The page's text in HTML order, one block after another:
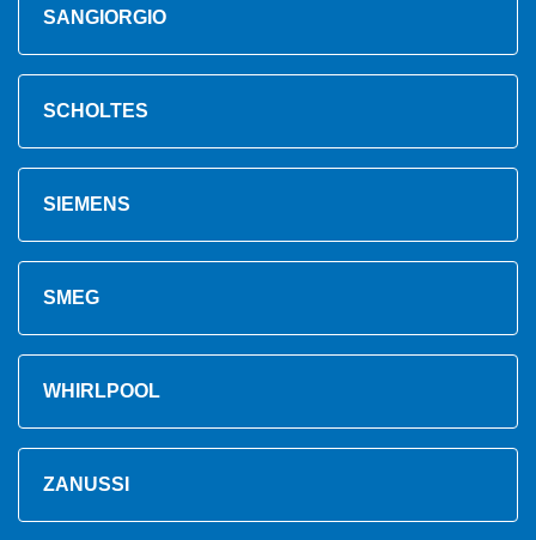
SANGIORGIO
SCHOLTES
SIEMENS
SMEG
WHIRLPOOL
ZANUSSI